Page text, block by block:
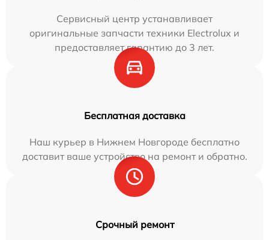
Сервисный центр устанавливает
оригинальные запчасти техники Electrolux и
предоставляет гарантию до 3 лет.
Бесплатная доставка
Наш курьер в Нижнем Новгороде бесплатно
доставит ваше устройство на ремонт и обратно.
Срочный ремонт